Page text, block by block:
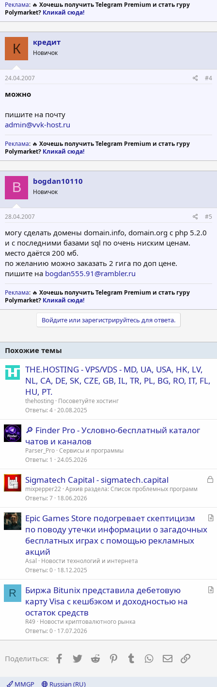
Реклама: 🔥 Хочешь получить Telegram Premium и стать гуру
Polymarket? Кликай сюда!
К кредит
Новичок
24.04.2007 #4
можно
пишите на почту
admin@vvk-host.ru
Реклама: 🔥 Хочешь получить Telegram Premium и стать гуру
Polymarket? Кликай сюда!
B bogdan10110
Новичок
28.04.2007 #5
могу сделать домены domain.info, domain.org с php 5.2.0
и с последними базами sql по очень ниским ценам.
место даётся 200 мб.
по желанию можно заказать 2 гига по доп цене.
пишите на bogdan555.91@rambler.ru
Реклама: 🔥 Хочешь получить Telegram Premium и стать гуру
Polymarket? Кликай сюда!
Войдите или зарегистрируйтесь для ответа.
Похожие темы
THE.HOSTING - VPS/VDS - MD, UA, USA, HK, LV,
NL, CA, DE, SK, CZE, GB, IL, TR, PL, BG, RO, IT, FL,
HU, PT.
thehosting Посоветуйте хостинг
Ответы 4 20.08.2025
🔎 Finder Pro - Условно-бесплатный каталог
чатов и каналов
Parser_Pro Сервисы и программы
Ответы 1 24.05.2026
З
Sigmatech Capital - sigmatech.capital
mixpepper22 Архив раздела: Список проблемных программ
Ответы 7 18.06.2026
С
Epic Games Store подогревает скептицизм
по поводу утечки информации о загадочных
бесплатных играх с помощью рекламных
акций
Asal
Новости технологий и интернета
Ответы 0 18.12.2025
R
С
я
Биржа Bitunix представила дебетовую
карту Visa с кешбэком и доходностью на
остаток средств
R49
Новости криптовалютного рынка
Ответы 0 17.07.2026
Поделиться: Facebook
Twitter Reddit PinterestTumblr WhatsApp
MMGP Russian (RU)